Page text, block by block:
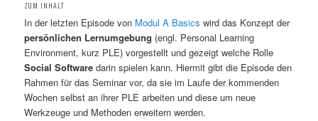
ZUM INHALT
In der letzten Episode von Modul A Basics wird das Konzept der
persönlichen Lernumgebung (engl. Personal Learning
Environment, kurz PLE) vorgestellt und gezeigt welche Rolle
Social Software darin spielen kann. Hiermit gibt die Episode den
Rahmen für das Seminar vor, da sie im Laufe der kommenden
Wochen selbst an ihrer PLE arbeiten und diese um neue
Werkzeuge und Methoden erweitern werden.